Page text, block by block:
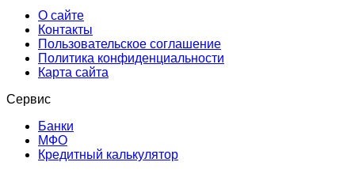
О сайте
Контакты
Пользовательское соглашение
Политика конфиденциальности
Карта сайта
Сервис
Банки
МФО
Кредитный калькулятор